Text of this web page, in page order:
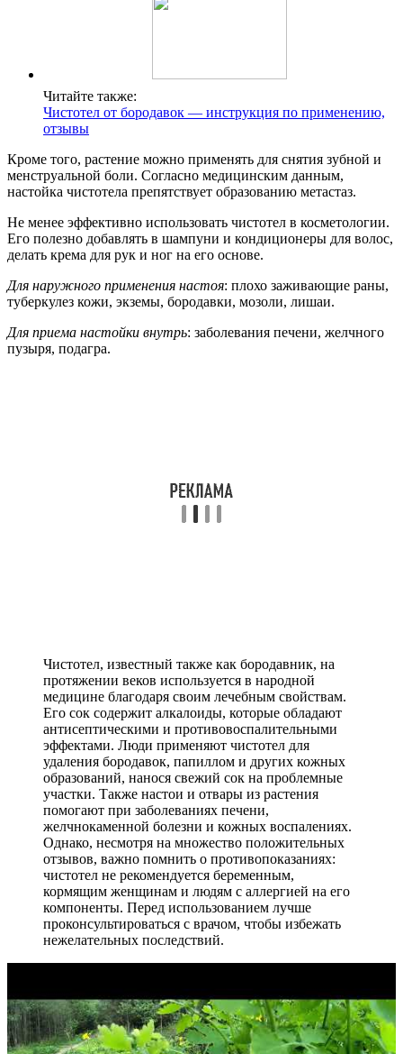
Читайте также:
Чистотел от бородавок — инструкция по применению,
отзывы
Кроме того, растение можно применять для снятия зубной и
менструальной боли. Согласно медицинским данным,
настойка чистотела препятствует образованию метастаз.
Не менее эффективно использовать чистотел в косметологии.
Его полезно добавлять в шампуни и кондиционеры для волос,
делать крема для рук и ног на его основе.
Для наружного применения настоя: плохо заживающие раны,
туберкулез кожи, экземы, бородавки, мозоли, лишаи.
Для приема настойки внутрь: заболевания печени, желчного
пузыря, подагра.
Чистотел, известный также как бородавник, на
протяжении веков используется в народной
медицине благодаря своим лечебным свойствам.
Его сок содержит алкалоиды, которые обладают
антисептическими и противовоспалительными
эффектами. Люди применяют чистотел для
удаления бородавок, папиллом и других кожных
образований, нанося свежий сок на проблемные
участки. Также настои и отвары из растения
помогают при заболеваниях печени,
желчнокаменной болезни и кожных воспалениях.
Однако, несмотря на множество положительных
отзывов, важно помнить о противопоказаниях:
чистотел не рекомендуется беременным,
кормящим женщинам и людям с аллергией на его
компоненты. Перед использованием лучше
проконсультироваться с врачом, чтобы избежать
нежелательных последствий.